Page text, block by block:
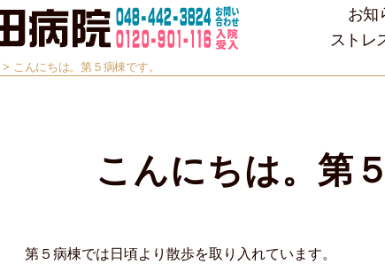
お知
ストレ
> こんにちは。第５病棟です。
こんにちは。第
第５病棟では日頃より散歩を取り入れています。